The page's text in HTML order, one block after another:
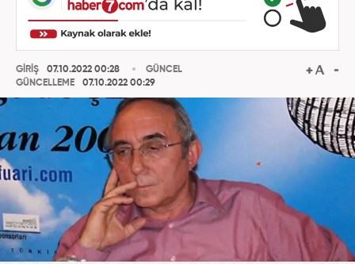
GİRİŞ
07.10.2022 00:28
GÜNCELLEME
07.10.2022 00:29
GÜNCEL